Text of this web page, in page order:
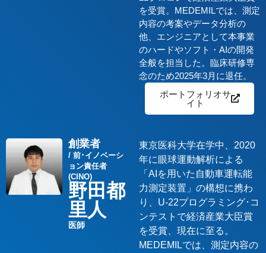
を受賞。MEDEMILでは、測定
内容の考案やデータ分析の
他、エンジニアとして本事業
のハードやソフト・AIの開発
全般を担当した。臨床研修専
念のため2025年3月に退任。
ポートフォリオサ
イト
創業者
/ 前･イノベーシ
ョン責任者
(CINO)
野田都
里人
医師
東京医科大学在学中、2020
年に眼球運動解析による
「AIを用いた自動車運転能
力測定装置」の構想に携わ
り、U-22プログラミング･コ
ンテストで経済産業大臣賞
を受賞、現在に至る。
MEDEMILでは、測定内容の